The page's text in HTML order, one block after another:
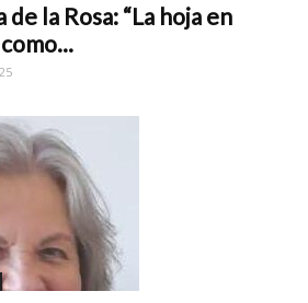
la Rosa: “La hoja en